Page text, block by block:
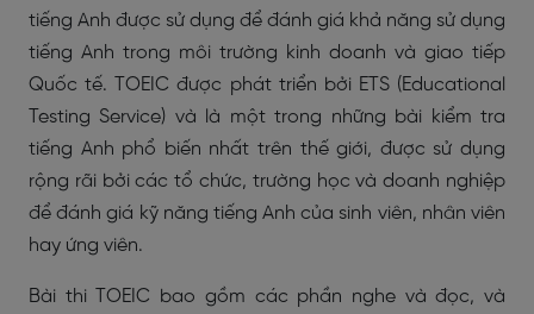
tiếng Anh được sử dụng để đánh giá khả năng sử dụng
tiếng Anh trong môi trường kinh doanh và giao tiếp
Quốc tế. TOEIC được phát triển bởi ETS (Educational
Testing Service) và là một trong những bài kiểm tra
tiếng Anh phổ biến nhất trên thế giới, được sử dụng
rộng rãi bởi các tổ chức, trường học và doanh nghiệp
để đánh giá kỹ năng tiếng Anh của sinh viên, nhân viên
hay ứng viên.
Bài thi TOEIC bao gồm các phần nghe và đọc, và